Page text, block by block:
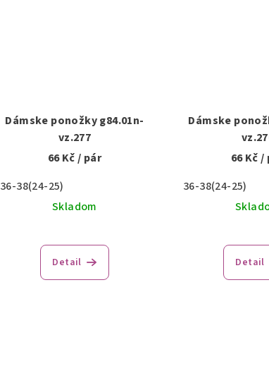
Dámske ponožky g84.01n-
vz.277
66 Kč/ pár
36-38(24-25)
Skladom
Detail
Dámske
66 Kč/
36-38(24-25)
Detail